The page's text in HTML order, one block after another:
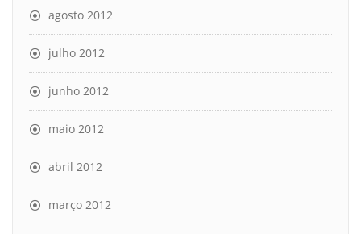
agosto 2012
julho 2012
junho 2012
maio 2012
abril 2012
março 2012